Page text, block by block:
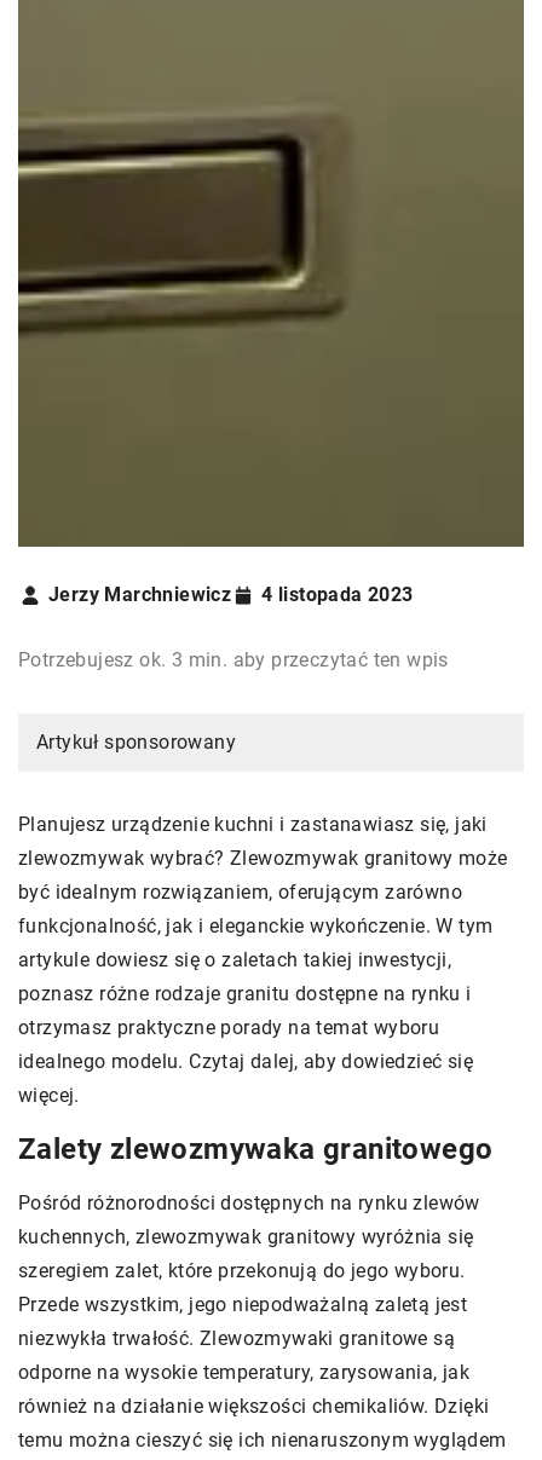
Jerzy Marchniewicz 4 listopada 2023
Potrzebujesz ok. 3 min. aby przeczytać ten wpis
Artykuł sponsorowany
Planujesz urządzenie kuchni i zastanawiasz się, jaki
zlewozmywak wybrać? Zlewozmywak granitowy może
być idealnym rozwiązaniem, oferującym zarówno
funkcjonalność, jak i eleganckie wykończenie. W tym
artykule dowiesz się o zaletach takiej inwestycji,
poznasz różne rodzaje granitu dostępne na rynku i
otrzymasz praktyczne porady na temat wyboru
idealnego modelu. Czytaj dalej, aby dowiedzieć się
więcej.
Zalety zlewozmywaka granitowego
Pośród różnorodności dostępnych na rynku zlewów
kuchennych, zlewozmywak granitowy wyróżnia się
szeregiem zalet, które przekonują do jego wyboru.
Przede wszystkim, jego niepodważalną zaletą jest
niezwykła trwałość. Zlewozmywaki granitowe są
odporne na wysokie temperatury, zarysowania, jak
również na działanie większości chemikaliów. Dzięki
temu można cieszyć się ich nienaruszonym wyglądem